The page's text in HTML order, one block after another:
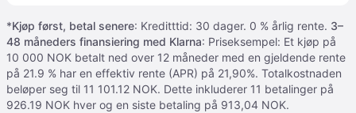
*Kjøp først, betal senere: Kreditttid: 30 dager. 0 % årlig rente. 3–
48 måneders finansiering med Klarna: Priseksempel: Et kjøp på
10 000 NOK betalt ned over 12 måneder med en gjeldende rente
på 21.9 % har en effektiv rente (APR) på 21,90%. Totalkostnaden
beløper seg til 11 101.12 NOK. Dette inkluderer 11 betalinger på
926.19 NOK hver og en siste betaling på 913,04 NOK.